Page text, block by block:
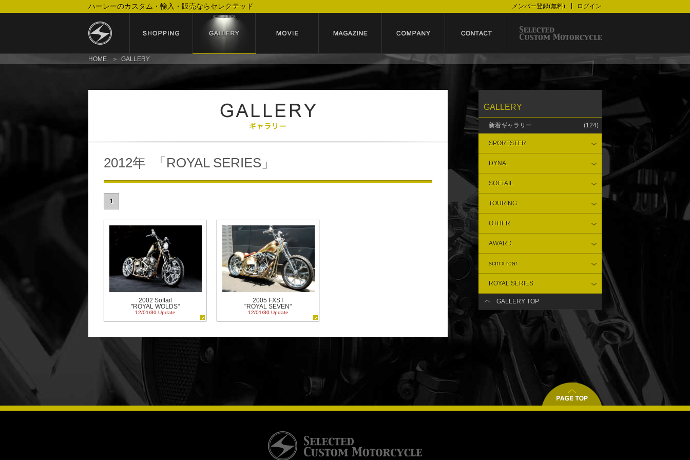
ハーレーのカスタム・輸入・販売ならセレクテッド メンバー登録(無料) ログイン
HOME GALLERY
2012年 「ROYAL SERIES」
1
2002 Softail
"ROYAL WOLDS"
12/01/30 Update
2005 FXST
"ROYAL SEVEN"
12/01/30 Update
GALLERY
新着ギャラリー (124)
SPORTSTER
DYNA
SOFTAIL
TOURING
OTHER
AWARD
scm x roar
ROYAL SERIES
GALLERY TOP